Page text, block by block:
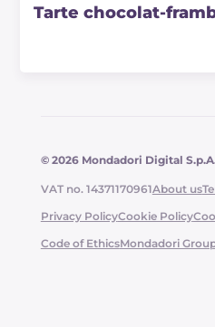
Tarte chocolat-
© 2026 Mondadori Digital
VAT no. 14371170961About us
Privacy PolicyCookie Policy
Code of EthicsMondadori